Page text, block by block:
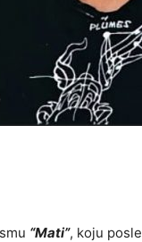
“Mati”, koju